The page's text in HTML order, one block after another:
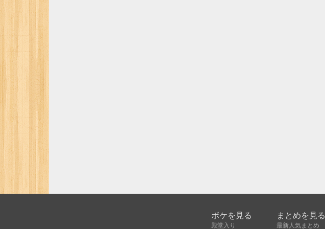
ボケを見る
殿堂入り
まとめを見る
最新人気まとめ